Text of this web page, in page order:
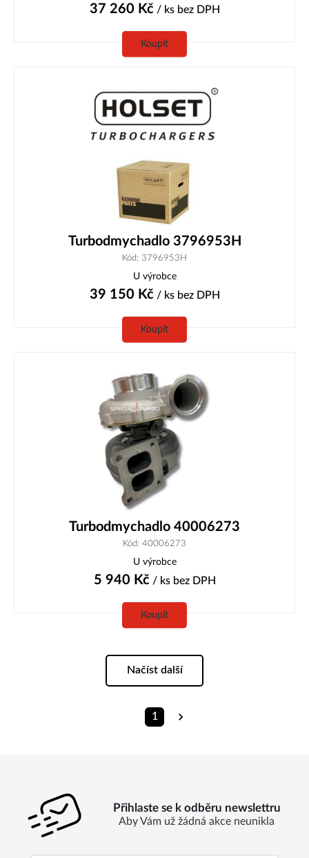
37 260 Kč/ ks bez DPH
Koupit
Turbodmychadlo 3796953H
Kód: 3796953H
U výrobce
39 150 Kč/ ks bez DPH
Koupit
Turbodmychadlo 40006273
Kód: 40006273
U výrobce
5 940 Kč/ ks bez DPH
Koupit
Načíst další
1
Přihlaste se k odběru newslettru
Aby Vám už žádná akce neunikla